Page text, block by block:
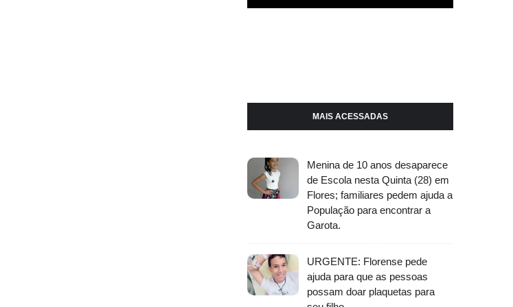
MAIS ACESSADAS
Menina de 10 anos desaparece
de Escola nesta Quinta (28) em
Flores; familiares pedem ajuda a
População para encontrar a
Garota.
URGENTE: Florense pede
ajuda para que as pessoas
possam doar plaquetas para